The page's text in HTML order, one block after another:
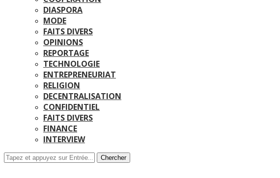
DIASPORA
MODE
FAITS DIVERS
OPINIONS
REPORTAGE
TECHNOLOGIE
ENTREPRENEURIAT
RELIGION
DECENTRALISATION
CONFIDENTIEL
FAITS DIVERS
FINANCE
INTERVIEW
Chercher